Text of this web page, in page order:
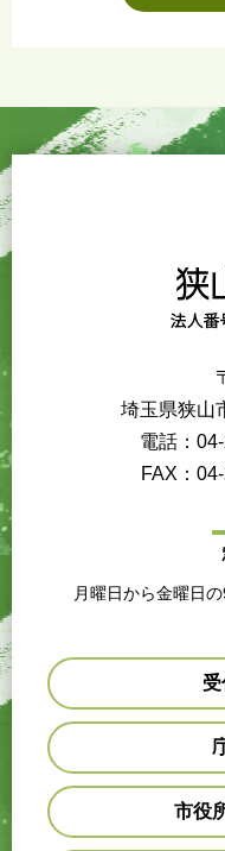
埼玉県狭山
電話：
FAX：
月曜日から金曜日
市役